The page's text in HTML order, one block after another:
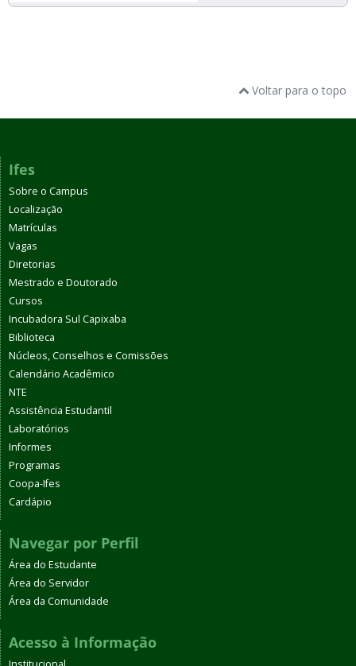
Voltar para o topo
Ifes
Sobre o Campus
Localização
Matrículas
Vagas
Diretorias
Mestrado e Doutorado
Cursos
Incubadora Sul Capixaba
Biblioteca
Núcleos, Conselhos e Comissões
Calendário Acadêmico
NTE
Assistência Estudantil
Laboratórios
Informes
Programas
Coopa-Ifes
Cardápio
Navegar por Perfil
Área do Estudante
Área do Servidor
Área da Comunidade
Acesso à Informação